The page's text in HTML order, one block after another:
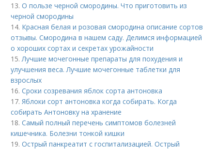
13.О пользе черной смородины. Что приготовить из
черной смородины
14. Красная белая и розовая смородина описание сортов
отзывы. Смородина в нашем саду. Делимся информацией
о хороших сортах и секретах урожайности
15.Лучшие мочегонные препараты для похудения и
улучшения веса. Лучшие мочегонные таблетки для
взрослых
16.Сроки созревания яблок сорта антоновка
17.Яблоки сорт антоновка когда собирать. Когда
собирать Антоновку на хранение
18.Самый полный перечень симптомов болезней
кишечника. Болезни тонкой кишки
19.Острый панкреатит с госпитализацией. Острый